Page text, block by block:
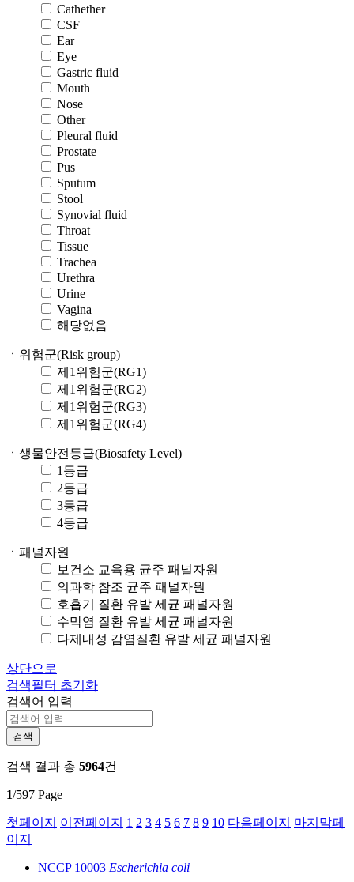
Cathether
CSF
Ear
Eye
Gastric fluid
Mouth
Nose
Other
Pleural fluid
Prostate
Pus
Sputum
Stool
Synovial fluid
Throat
Tissue
Trachea
Urethra
Urine
Vagina
해당없음
ㆍ위험군(Risk group)
제1위험군(RG1)
제1위험군(RG2)
제1위험군(RG3)
제1위험군(RG4)
ㆍ생물안전등급(Biosafety Level)
1등급
2등급
3등급
4등급
ㆍ패널자원
보건소 교육용 균주 패널자원
의과학 참조 균주 패널자원
호흡기 질환 유발 세균 패널자원
수막염 질환 유발 세균 패널자원
다제내성 감염질환 유발 세균 패널자원
상단으로
검색필터 초기화
검색어 입력
검색 결과 총 5964건
1/597 Page
첫페이지 이전페이지 1 2 3 4 5 6 7 8 9 10 다음페이지
마지막페
이지
NCCP 10003 Escherichia coli